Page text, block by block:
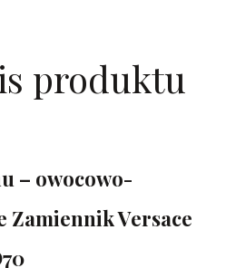
produktu
– owocowo-
Zamiennik Versace